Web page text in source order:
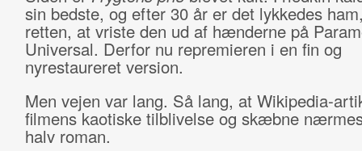
sin bedste, og efter 30 år er det lykkedes
retten, at vriste den ud af hænderne på
Universal. Derfor nu repremieren i en fin og
nyrestaureret version.
Men vejen var lang. Så lang, at Wikipedia-
filmens kaotiske tilblivelse og skæbne
halv roman.